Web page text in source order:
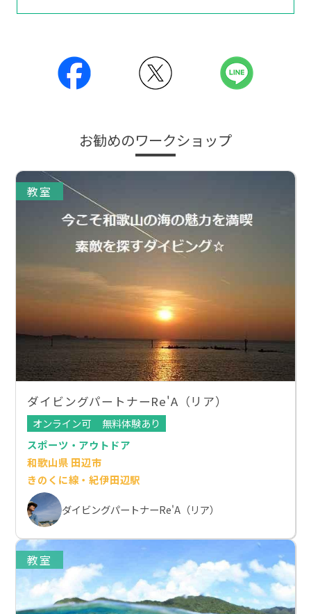
お勧めのワークショップ
教室
ダイビングパートナーRe'A（リア）
オンライン可
無料体験あり
スポーツ・アウトドア
和歌山県 田辺市
きのくに線・紀伊田辺駅
ダイビングパートナーRe'A（リア）
教室